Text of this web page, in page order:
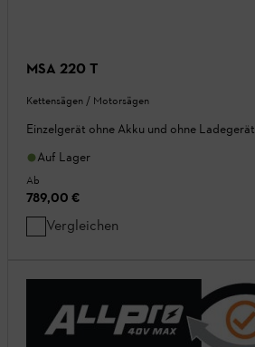
MSA 220 T
Kettensägen / Motorsägen
Einzelgerät ohne Akku und ohne Ladegerät
Auf Lager
Ab
789,00 €
Vergleichen